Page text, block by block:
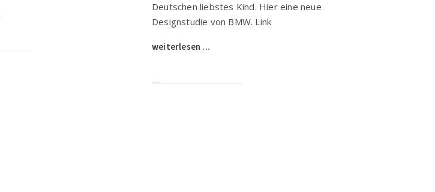
Deutschen liebstes Kind. Hier eine neue
Designstudie von BMW. Link
weiterlesen ...